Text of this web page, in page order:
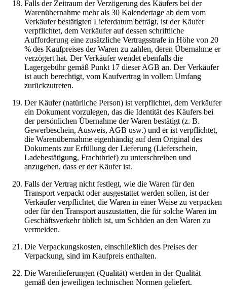
Falls der Zeitraum der Verzögerung des Käufers bei der
Warenübernahme mehr als 30 Kalendertage ab dem vom
Verkäufer bestätigten Lieferdatum beträgt, ist der Käufer
verpflichtet, dem Verkäufer auf dessen schriftliche
Aufforderung eine zusätzliche Vertragsstrafe in Höhe von 20
% des Kaufpreises der Waren zu zahlen, deren Übernahme er
verzögert hat. Der Verkäufer wendet ebenfalls die
Lagergebühr gemäß Punkt 17 dieser AGB an. Der Verkäufer
ist auch berechtigt, vom Kaufvertrag in vollem Umfang
zurückzutreten.
Der Käufer (natürliche Person) ist verpflichtet, dem Verkäufer
ein Dokument vorzulegen, das die Identität des Käufers bei
der persönlichen Übernahme der Waren bestätigt (z. B.
Gewerbeschein, Ausweis, AGB usw.) und er ist verpflichtet,
die Warenübernahme eigenhändig auf dem Original des
Dokuments zur Erfüllung der Lieferung (Lieferschein,
Ladebestätigung, Frachtbrief) zu unterschreiben und
anzugeben, dass er der Käufer ist.
Falls der Vertrag nicht festlegt, wie die Waren für den
Transport verpackt oder ausgestattet werden sollen, ist der
Verkäufer verpflichtet, die Waren in einer Weise zu verpacken
oder für den Transport auszustatten, die für solche Waren im
Geschäftsverkehr üblich ist, um Schäden an den Waren zu
vermeiden.
Die Verpackungskosten, einschließlich des Preises der
Verpackung, sind im Kaufpreis enthalten.
Die Warenlieferungen (Qualität) werden in der Qualität
gemäß den jeweiligen technischen Normen geliefert.